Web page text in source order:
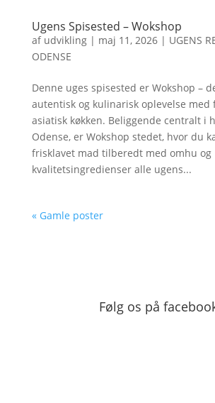
Ugens Spisested – Wokshop
af udvikling| maj 11, 2026| UGENS
ODENSE
Denne uges spisested er Wokshop –
autentisk og kulinarisk oplevelse med
asiatisk køkken. Beliggende centralt i
Odense, er Wokshop stedet, hvor du
frisklavet mad tilberedt med omhu og
kvalitetsingredienser alle ugens...
« Gamle poster
Følg os på